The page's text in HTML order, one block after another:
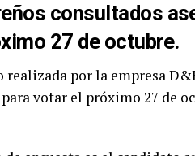
consultados
27 de octubre.
por la empresa
votar el próximo 27 de